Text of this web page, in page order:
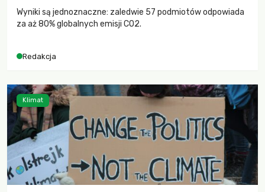
Wyniki są jednoznaczne: zaledwie 57 podmiotów odpowiada
za aż 80% globalnych emisji CO2.
Redakcja
Klimat